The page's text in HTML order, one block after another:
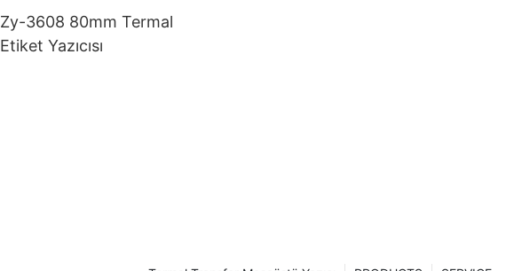
Zy-3608 80mm Termal
Etiket Yazıcısı